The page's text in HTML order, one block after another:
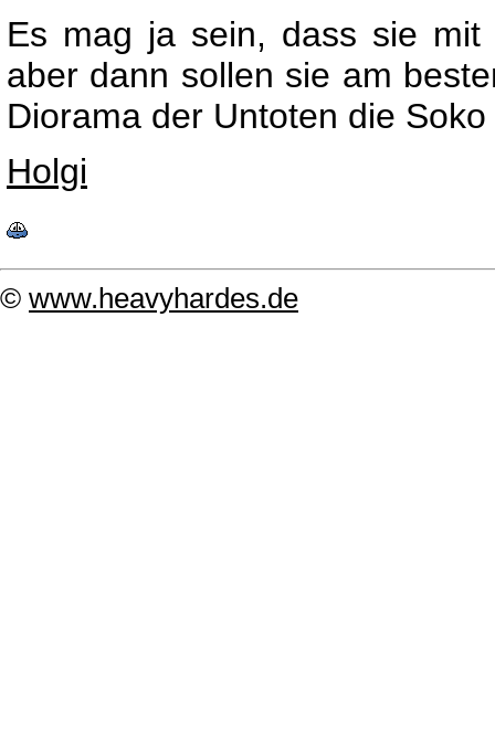
Es mag ja sein, dass sie mit
aber dann sollen sie am
Diorama der Untoten die
Holgi
© www.heavyhardes.de